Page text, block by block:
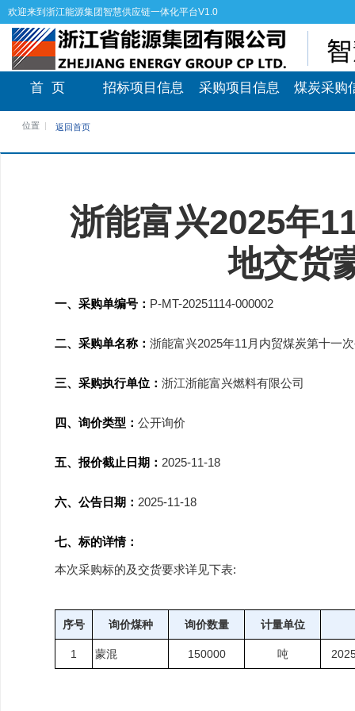
欢迎来到浙江能源集团智慧供应链一体化平台V1.0
首 页 招标项目信息 采购项目信息 煤炭采购
位置 返回首页
浙能富兴2025年
地交货
一、采购单编号： P-MT-20251114-000002
二、采购单名称： 浙能富兴2025年11月内贸煤炭第十一
三、采购执行单位： 浙江浙能富兴燃料有限公司
四、询价类型： 公开询价
五、报价截止日期： 2025-11-18
六、公告日期： 2025-11-18
七、标的详情：
本次采购标的及交货要求详见下表:
序号 询价煤种 询价数量 计量单位
1 蒙混 150000 吨